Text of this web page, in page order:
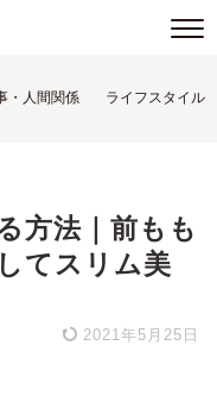
・人間関係 ライフスタイル
方法｜前もも
てスリム美
2021年5月25日